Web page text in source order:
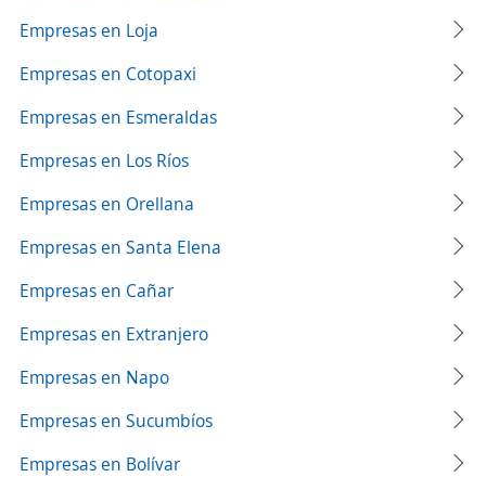
Empresas en Loja
Empresas en Cotopaxi
Empresas en Esmeraldas
Empresas en Los Ríos
Empresas en Orellana
Empresas en Santa Elena
Empresas en Cañar
Empresas en Extranjero
Empresas en Napo
Empresas en Sucumbíos
Empresas en Bolívar